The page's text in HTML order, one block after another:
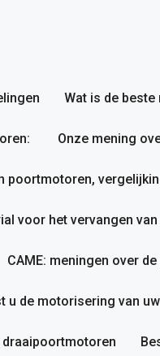
Wat is de
Onze mening
poortmotoren,
voor het vervangen
CAME: meningen over
u de motorisering van
draaipoortmotoren